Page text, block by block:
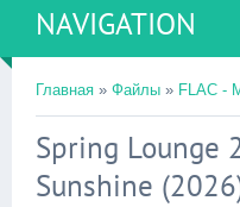
NAVIGATION
Главная » Файлы » FLAC -
Spring Lounge
Sunshine